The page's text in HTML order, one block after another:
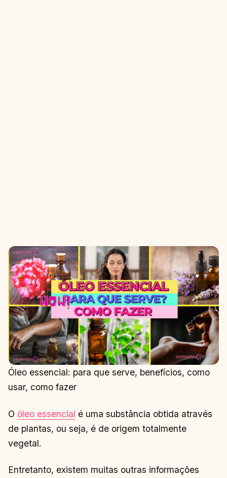
Óleo essencial: para que serve, benefícios, como
usar, como fazer
O óleo essencial é uma substância obtida através
de plantas, ou seja, é de origem totalmente
vegetal.
Entretanto, existem muitas outras informações